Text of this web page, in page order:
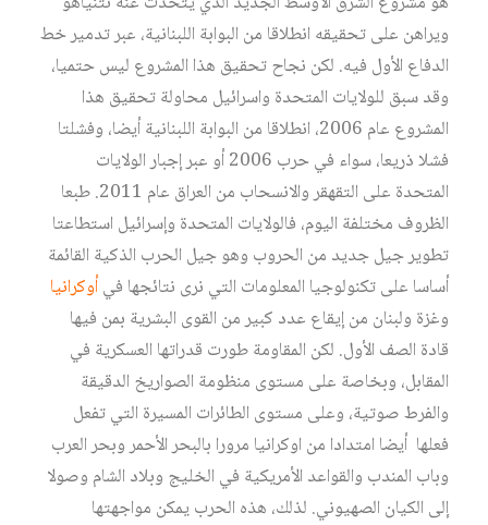
ويراهن على تحقيقه انطلاقا من البوابة اللبنانية، عبر تدمير خط
الدفاع الأول فيه. لكن نجاح تحقيق هذا المشروع ليس حتميا،
وقد سبق للولايات المتحدة واسرائيل محاولة تحقيق هذا
المشروع عام 2006، انطلاقا من البوابة اللبنانية أيضا، وفشلتا
فشلا ذريعا، سواء في حرب 2006 أو عبر إجبار الولايات
المتحدة على التقهقر والانسحاب من العراق عام 2011. طبعا
الظروف مختلفة اليوم، فالولايات المتحدة وإسرائيل استطاعتا
تطوير جيل جديد من الحروب وهو جيل الحرب الذكية القائمة
أساسا على تكنولوجيا المعلومات التي نرى نتائجها فيأوكرانيا
وغزة ولبنان من إيقاع عدد كبير من القوى البشرية بمن فيها
قادة الصف الأول. لكن المقاومة طورت قدراتها العسكرية في
المقابل، وبخاصة على مستوى منظومة الصواريخ الدقيقة
والفرط صوتية، وعلى مستوى الطائرات المسيرة التي تفعل
فعلها أيضا امتدادا من اوكرانيا مرورا بالبحر الأحمر وبحر العرب
وباب المندب والقواعد الأمريكية في الخليج وبلاد الشام وصولا
إلى الكيان الصهيوني. لذلك، هذه الحرب يمكن مواجهتها